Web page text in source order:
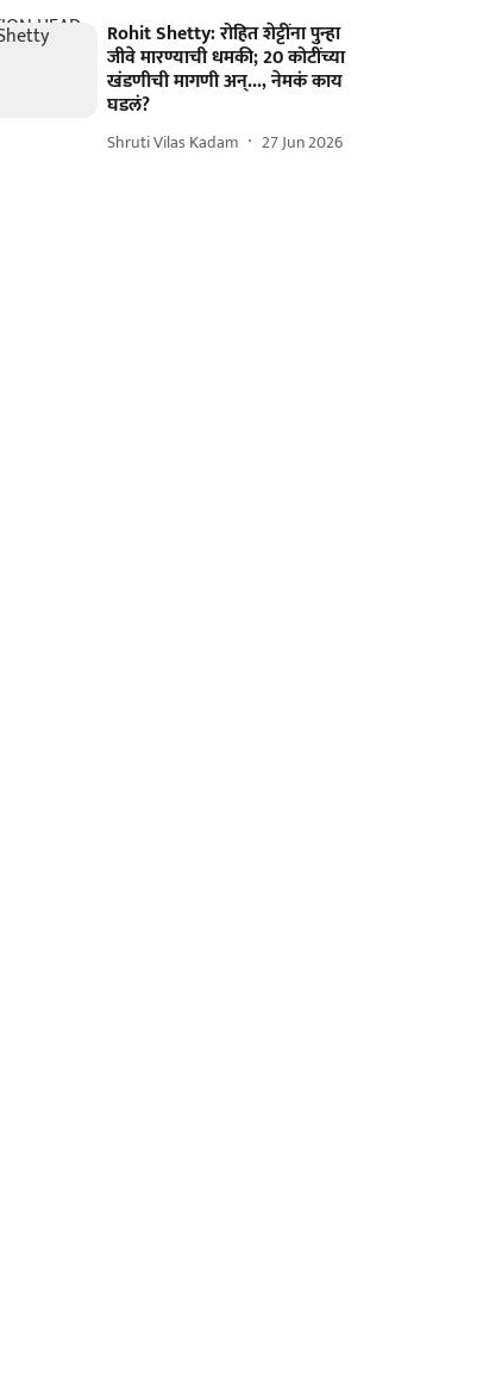
Rohit Shetty: रोहित शेट्टींना पुन्हा
जीवे मारण्याची धमकी; 20 कोटींच्या
खंडणीची मागणी अन्..., नेमकं काय
घडलं?
Shruti Vilas Kadam 27 Jun 2026